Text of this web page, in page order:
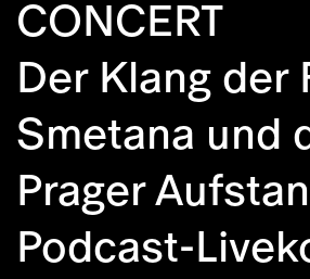
CONCERT
Der Klang der
Smetana und
Prager
Podcast-